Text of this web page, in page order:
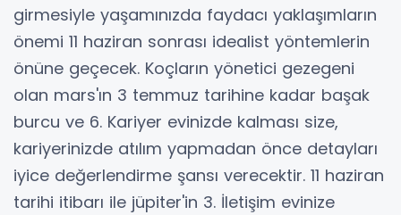
girmesiyle yaşamınızda faydacı yaklaşımların
önemi 11 haziran sonrası idealist yöntemlerin
önüne geçecek. Koçların yönetici gezegeni
olan mars'ın 3 temmuz tarihine kadar başak
burcu ve 6. Kariyer evinizde kalması size,
kariyerinizde atılım yapmadan önce detayları
iyice değerlendirme şansı verecektir. 11 haziran
tarihi itibarı ile jüpiter'in 3. İletişim evinize